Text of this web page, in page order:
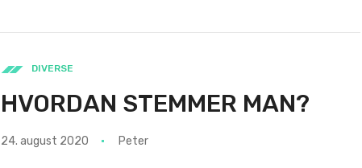
DIVERSE
HVORDAN STEMMER MAN?
24. august 2020 Peter